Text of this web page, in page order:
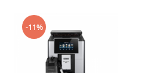
-11%